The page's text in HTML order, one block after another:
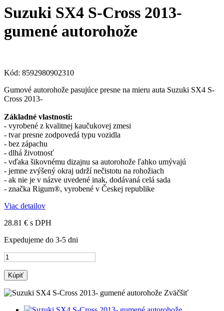
Suzuki SX4 S-Cross 2013-
gumené autorohože
Kód: 8592980902310
Gumové autorohože pasujúce presne na mieru auta Suzuki SX4 S-
Cross 2013-
Základné vlastnosti:
- vyrobené z kvalitnej kaučukovej zmesi
- tvar presne zodpovedá typu vozidla
- bez zápachu
- dlhá životnosť
- vďaka šikovnému dizajnu sa autorohože ľahko umývajú
- jemne zvýšený okraj udrží nečistotu na rohožiach
- ak nie je v názve uvedené inak, dodávaná celá sada
- značka Rigum®, vyrobené v Českej republike
Viac detailov
28.81 € s DPH
Expedujeme do 3-5 dni
Kúpiť
Zväčšiť